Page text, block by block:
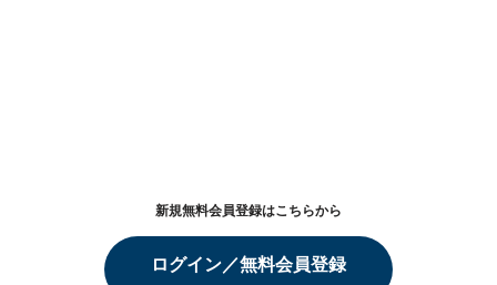
新規無料会員登録はこちらから
ログイン／無料会員登録